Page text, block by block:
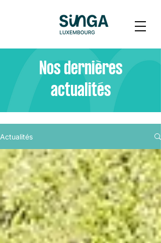
Nos dernières
actualités
Actualités